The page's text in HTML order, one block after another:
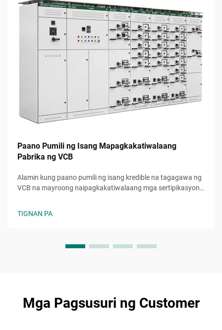
Paano Pumili ng Isang Mapagkakatiwalaang
Pabrika ng VCB
Alamin kung paano pumili ng isang kredible na tagagawa ng
VCB na mayroong naipagkakatiwalaang mga sertipikasyon,
TIGNAN PA
Mga Pagsusuri ng Customer